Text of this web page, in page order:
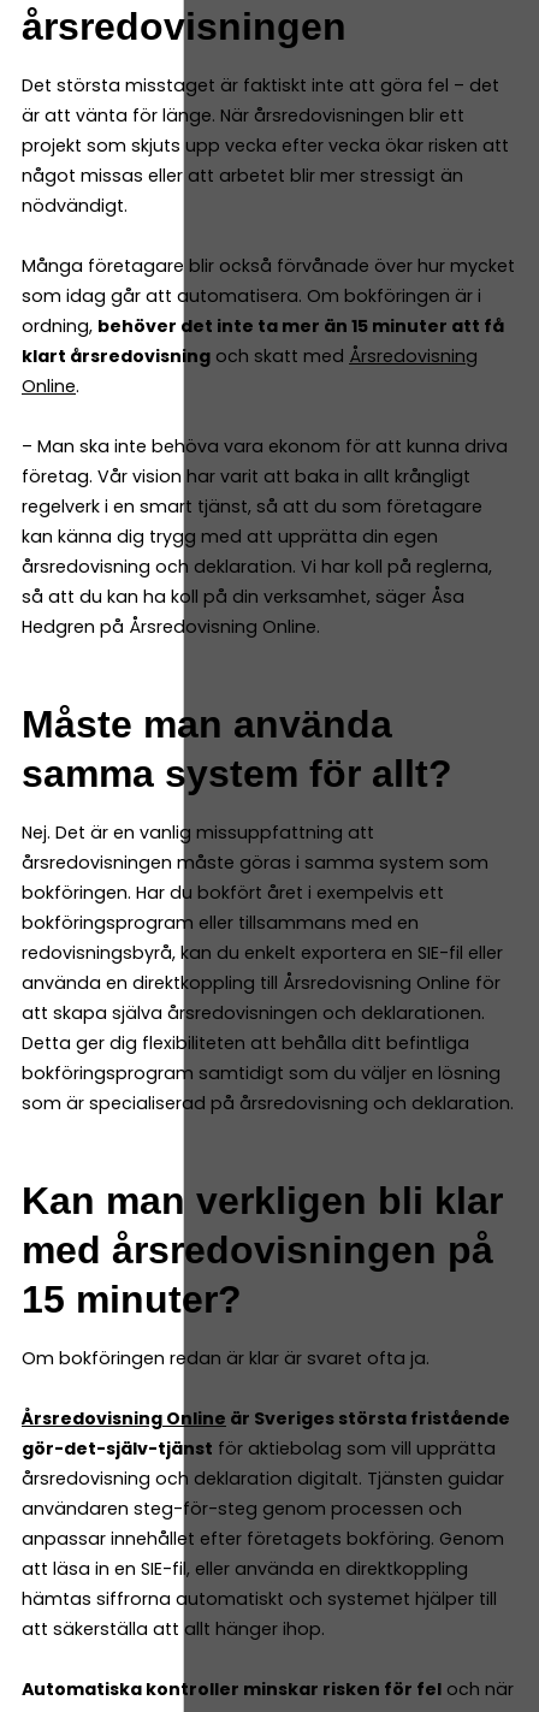
årsredovisningen
Det största misstaget är faktiskt inte att göra fel – det
är att vänta för länge. När årsredovisningen blir ett
projekt som skjuts upp vecka efter vecka ökar risken att
något missas eller att arbetet blir mer stressigt än
nödvändigt.
Många företagare blir också förvånade över hur mycket
som idag går att automatisera. Om bokföringen är i
ordning, behöver det inte ta mer än 15 minuter att få
klart årsredovisning och skatt med Årsredovisning
Online.
– Man ska inte behöva vara ekonom för att kunna driva
företag. Vår vision har varit att baka in allt krångligt
regelverk i en smart tjänst, så att du som företagare
kan känna dig trygg med att upprätta din egen
årsredovisning och deklaration. Vi har koll på reglerna,
så att du kan ha koll på din verksamhet, säger Åsa
Hedgren på Årsredovisning Online.
Måste man använda
samma system för allt?
Nej. Det är en vanlig missuppfattning att
årsredovisningen måste göras i samma system som
bokföringen. Har du bokfört året i exempelvis ett
bokföringsprogram eller tillsammans med en
redovisningsbyrå, kan du enkelt exportera en SIE-fil eller
använda en direktkoppling till Årsredovisning Online för
att skapa själva årsredovisningen och deklarationen.
Detta ger dig flexibiliteten att behålla ditt befintliga
bokföringsprogram samtidigt som du väljer en lösning
som är specialiserad på årsredovisning och deklaration.
Kan man verkligen bli klar
med årsredovisningen på
15 minuter?
Om bokföringen redan är klar är svaret ofta ja.
Årsredovisning Online är Sveriges största fristående
gör-det-själv-tjänst för aktiebolag som vill upprätta
årsredovisning och deklaration digitalt. Tjänsten guidar
användaren steg-för-steg genom processen och
anpassar innehållet efter företagets bokföring. Genom
att läsa in en SIE-fil, eller använda en direktkoppling
hämtas siffrorna automatiskt och systemet hjälper till
att säkerställa att allt hänger ihop.
Automatiska kontroller minskar risken för fel och när